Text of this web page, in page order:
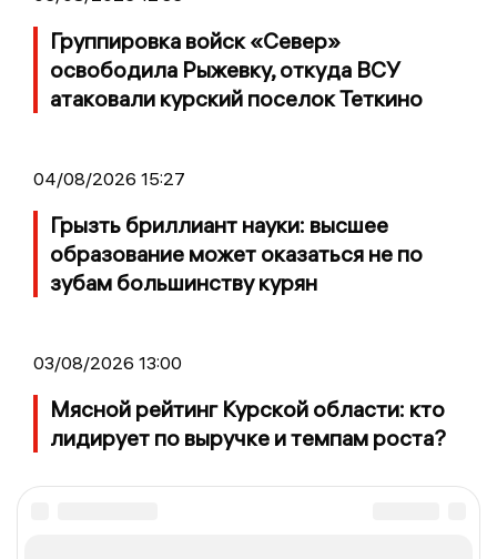
Группировка войск «Север»
освободила Рыжевку, откуда ВСУ
атаковали курский поселок Теткино
04/08/2026 15:27
Грызть бриллиант науки: высшее
образование может оказаться не по
зубам большинству курян
03/08/2026 13:00
Мясной рейтинг Курской области: кто
лидирует по выручке и темпам роста?